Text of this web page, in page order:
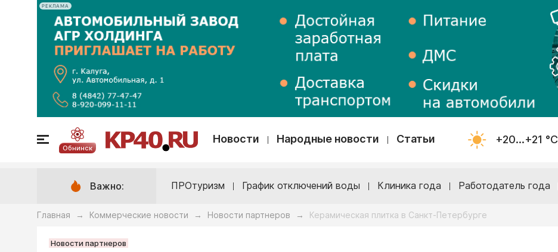
РЕКЛАМА
Обнинск
Новости Народные новости Статьи +20...+21 °С
Важно: ПРОтуризм График отключений воды Клиника года Работодатель года
Главная → Коммерческие новости → Новости партнеров → Керамическая плитка в Санкт-Петербурге
Новости партнеров